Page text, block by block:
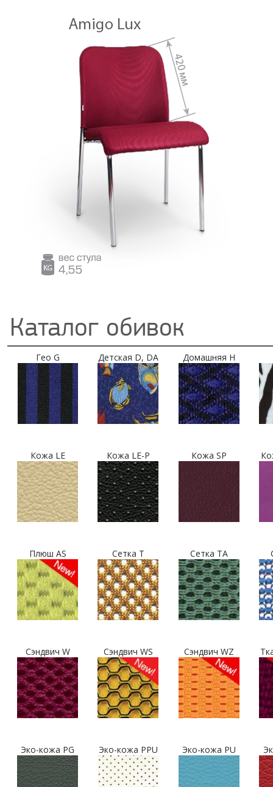
Каталог обивок
Гео G Детская D, DA Домашняя H
Кожа LE Кожа LE-P Кожа SP
Плюш AS Сетка T Сетка TA
Сэндвич W Сэндвич WS Сэндвич WZ
Эко-кожа PG Эко-кожа PPU Эко-кожа PU